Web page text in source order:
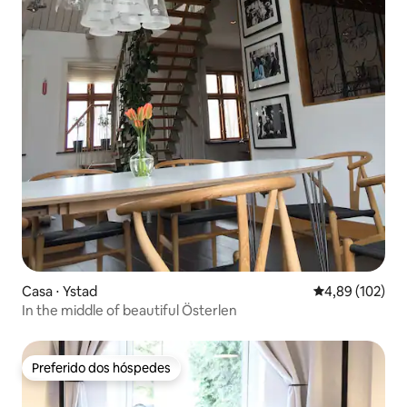
Casa ⋅ Ystad 4,89 de uma
4,89 (102)
In the middle of beautiful Österlen
Preferido dos hóspedes
Preferido dos hóspedes